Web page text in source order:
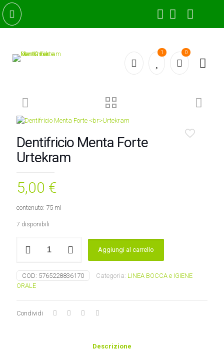
1 0
Dentifricio Menta Forte
Urtekram
5,00 €
contenuto: 75 ml
7 disponibili
Urtekram
quantità
Aggiungi al carrello
COD: 5765228836170 Categoria: LINEA BOCCA e IGIENE
ORALE
Condividi
Descrizione